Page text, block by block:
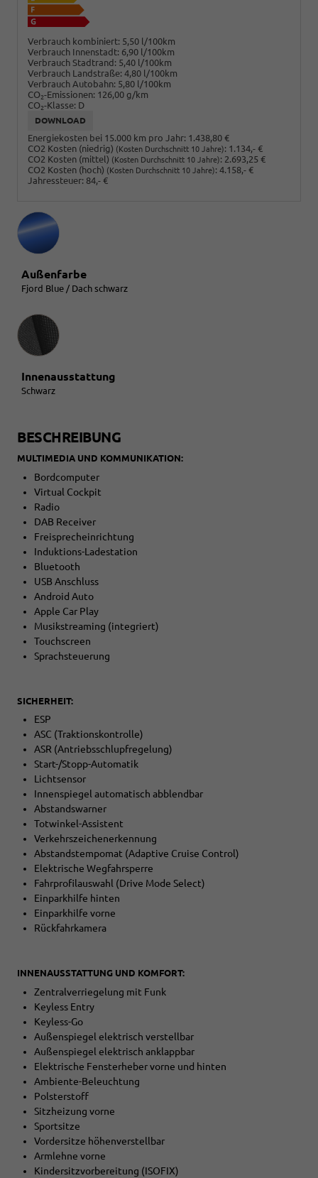
Verbrauch kombiniert: 5,50 l/100km
Verbrauch Innenstadt: 6,90 l/100km
Verbrauch Stadtrand: 5,40 l/100km
Verbrauch Landstraße: 4,80 l/100km
Verbrauch Autobahn: 5,80 l/100km
CO2-Emissionen: 126,00 g/km
CO2-Klasse: D
DOWNLOAD
Energiekosten bei 15.000 km pro Jahr: 1.438,80 €
CO2 Kosten (niedrig) (Kosten Durchschnitt 10 Jahre): 1.134,- €
CO2 Kosten (mittel) (Kosten Durchschnitt 10 Jahre): 2.693,25 €
CO2 Kosten (hoch) (Kosten Durchschnitt 10 Jahre): 4.158,- €
Jahressteuer: 84,- €
Außenfarbe
Fjord Blue / Dach schwarz
Innenausstattung
Innenausstattung
Schwarz
BESCHREIBUNG
MULTIMEDIA UND KOMMUNIKATION:
Bordcomputer
Virtual Cockpit
Radio
DAB Receiver
Freisprecheinrichtung
Induktions-Ladestation
Bluetooth
USB Anschluss
Android Auto
Apple Car Play
Musikstreaming (integriert)
Touchscreen
Sprachsteuerung
SICHERHEIT:
ESP
ASC (Traktionskontrolle)
ASR (Antriebsschlupfregelung)
Start-/Stopp-Automatik
Lichtsensor
Innenspiegel automatisch abblendbar
Abstandswarner
Totwinkel-Assistent
Verkehrszeichenerkennung
Abstandstempomat (Adaptive Cruise Control)
Elektrische Wegfahrsperre
Fahrprofilauswahl (Drive Mode Select)
Einparkhilfe hinten
Einparkhilfe vorne
Rückfahrkamera
INNENAUSSTATTUNG UND KOMFORT:
Zentralverriegelung mit Funk
Keyless Entry
Keyless-Go
Außenspiegel elektrisch verstellbar
Außenspiegel elektrisch anklappbar
Elektrische Fensterheber vorne und hinten
Ambiente-Beleuchtung
Polsterstoff
Sitzheizung vorne
Sportsitze
Vordersitze höhenverstellbar
Armlehne vorne
Kindersitzvorbereitung (ISOFIX)